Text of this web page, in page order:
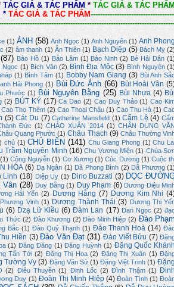
TÁC GIẢ & TÁC PHẨM * TÁC GIẢ & TÁC
*TÁC GIẢ & TÁC PHẨM-----------------------------------
(1) ẢNH (58) Anh Ngọc (1) Anh Nguyên (1) Anh
(2) âm thanh (1) Ân Thiên (1) Bạch Diệp (5) Bách Mỵ
(87) Bảo Hồ (1) Bảo Lâm (1) Bảo Ninh (2) Bé Hải Dân
Ngọc (1) Bích Vân (2) Bình Địa Mộc (3) Bình Nguyên
(1) Bình Tâm (1) Bobby Nam Giang (3) Bùi Anh
Hải Phong (1) Bùi Đức Ánh (66) Bùi Hoài Vân
Phước (1) Bùi Nguyên Bằng (25) Bùi Nhựa (4)
(2) BÚT KÝ (17) Ca Dao (2) Cao Duy Thảo (1) Cao
Cao Thọ Thêm (2) Cao Thoại Châu (1) Cao Thu Hà (1)
(5) Cát Du (7) Catherine Mansfield (1) Cẩm Lệ (4)
Đức (1) CHÀO XUÂN 2014 (1) CHÂN DUNG
Quang Phước (1) Châu Thạch (9) Châu Thường
chủ (1) CHỦ BIÊN (141) Chu Giang Phong (1) Chu
Trầm Nguyên Minh (16) Chu Vương Miện (1) Chúa
(1) Công Nguyễn (1) Cơ Xương (1) Cúc Dương (1) Cuộc
HÓA (6) Dạ Ngân (1) Dã Phong Bình (2) Dã Phương
Linh (18) Diệp Uy (1) Dino Buzzati (3) DỌC
Vân (28) Duy Bằng (1) Duy Phạm (6) Dương Diệu
Hải Yến (2) Dương Hằng (7) Dương Kim Nhi
Vinh (1) Dương Thành Thái (3) Dương Thị
(6) Dzạ Lữ Kiều (6) Đàm Lan (17) Đan Ngọc (2)
Thức (2) Đào Khương (2) Đào Minh Hiệp (2) Đào
Bắc (1) Đào Quý Thạnh (1) Đào Thanh Hoà (14)
Hiền (3) Đào Văn Đạt (31) Đào Viết Bửu (7)
(1) Đăng Đăng (1) Đăng Huỳnh (1) Đặng Quốc
Tấn Tới (2) Đặng Thị Hoa (2) Đặng Thị Xuân (1)
Tường Vy (3) Đặng Văn Sử (1) Đặng Việt Trinh (1)
(2) Điêu Thuyền (1) Đinh Lốc (2) Đình Thậm (1)
Duy (1) Đoàn Thị Minh Hiệp (4) Đoàn Tình (1)